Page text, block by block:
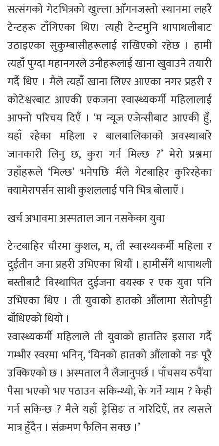
सत्संगको गेटभित्रको खुल्ला आँगनजस्तो स्थानमा लहरै
टेन्टहरू टाँगिएका थिए। त्यही टेन्टमुनि थापाथलीबाट
उठाइएका सुकुम्बासीहरूलाई राखिएको रहेछ । हामी
त्यहाँ पुग्दा महानगरले उनीहरूलाई खाना खुवाउने तयारी
गर्दै थिए । मैले त्यहाँ खाना लिएर आएका नगर प्रहरी र
कोटेश्वरबाट आएकी एकजना स्वास्थ्यकर्मी महिलालाई
आफ्नो परिचय दिएँ । ‘म न्यूज एजेन्सीबाट आएकी हुँ,
यहाँ रहेका महिला र बालबालिकाको अवस्थाबारे
जानकारी लिनु छ, कुरा गर्न मिल्छ ?’ मेरो प्रश्नमा
उहाँहरूले ‘मिल्छ’ भनेपछि मैंले गेटबाहिर कुरिरहेका
क्यामेरापर्सन साथी कुशललाई पनि भित्र बोलाएँ ।
खर्च अभावमा अस्पताल जान नसकेका युवा
टेन्टबाहिर चौरमा कुशल, म, ती स्वास्थ्यकर्मी महिला र
दुईतीन जना प्रहरी उभिएका थियौं । हामीसँगै थापाथली
बस्तीबाटै विस्थापित दुईजना वयस्क र एक युवा पनि
उभिएका थिए । ती युवाको हातको औंलामा सेतोपट्टी
बाँधिएको थियो ।
स्वास्थ्यकर्मी महिलाले ती युवाको हाततिर इसारा गर्दै
गम्भीर स्वरमा भनिन्, ‘यिनको हातको औंलाको नङ पूरै
उक्किएको छ । अस्पताल नै लैजानुपर्छ । पाँचसय रुपैंया
पैसा भएको भए पठाउन सकिन्थ्यो, के गर्ने म्याम ? केही
गर्न सकिन्छ ? मैले यहाँ ड्रेसिङ त गरिदिएँ, तर त्यसले
मात्र हुँदैन । संक्रमण फैलिन सक्छ ।’